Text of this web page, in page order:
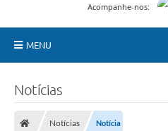
Acompanhe-nos:
MENU
Notícias
Notícias Notícia